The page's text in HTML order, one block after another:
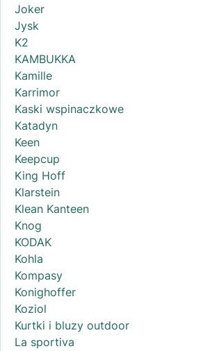
Joker
Jysk
K2
KAMBUKKA
Kamille
Karrimor
Kaski wspinaczkowe
Katadyn
Keen
Keepcup
King Hoff
Klarstein
Klean Kanteen
Knog
KODAK
Kohla
Kompasy
Konighoffer
Koziol
Kurtki i bluzy outdoor
La sportiva